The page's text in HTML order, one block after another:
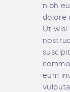
nibh
dolore
Ut wisi
eum